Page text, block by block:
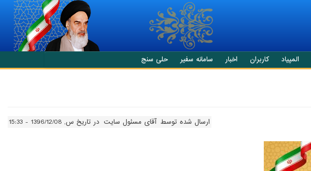
المپیاد کاربران اخبار سامانه سفیر حلی سنج
ارسال شده توسط آقای مسئول سایت در تاریخ س, 1396/12/08 - 15:33